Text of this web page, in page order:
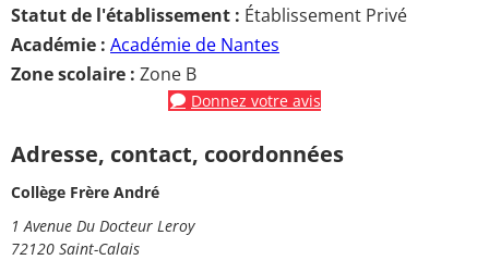
Statut de l'établissement : Établissement Privé
Académie : Académie de Nantes
Zone scolaire : Zone B
Donnez votre avis
Adresse, contact, coordonnées
Collège Frère André
1 Avenue Du Docteur Leroy
72120 Saint-Calais